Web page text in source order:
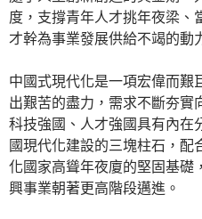
度，支撐青年人才挑年夜梁、
才幹為事業發展供給不竭的動
中國式現代化是一項宏偉而艱
出艱苦的盡力，需求不斷夯實
科技強國、人才強國具有內在
國現代化建設的三塊柱石，配
化國家高聳年夜廈的堅固基礎
興事業朝著更高階段邁進。